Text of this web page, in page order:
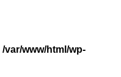
/var/www/html/wp-